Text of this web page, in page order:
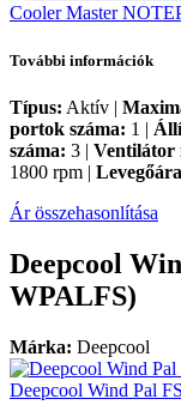
Cooler Master
További információk
Típus: Aktív |
portok száma: 1 |
száma: 3 | Ventilátor
1800 rpm |
Ár összehasonlítása
Deepcool
WPALFS)
Márka: Deepcool
Deepcool Wind Pal